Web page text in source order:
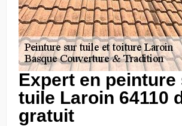
Expert en peinture
tuile Laroin 64110
gratuit